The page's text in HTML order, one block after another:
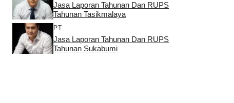
Jasa Laporan Tahunan Dan RUPS
Tahunan Tasikmalaya
PT
Jasa Laporan Tahunan Dan RUPS
Tahunan Sukabumi